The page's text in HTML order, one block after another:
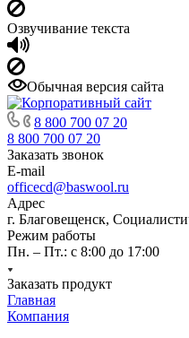
Озвучивание текста
Обычная версия сайта
8 800 700 07 20
8 800 700 07 20
Заказать звонок
E-mail
officecd@baswool.ru
Адрес
г. Благовещенск,
Режим работы
Пн. – Пт.: с 8:00 до 17:00
Заказать продукт
Главная
Компания